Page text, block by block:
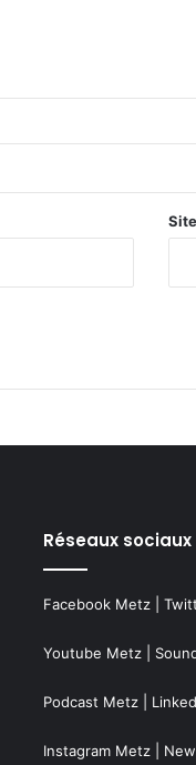
Réseaux sociaux
Facebook Metz|
Youtube Metz|
Podcast Metz|
Instagram Metz|